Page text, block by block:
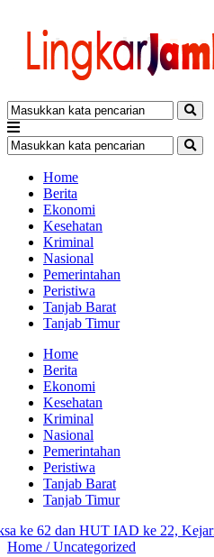
Home
Berita
Ekonomi
Kesehatan
Kriminal
Nasional
Pemerintahan
Peristiwa
Tanjab Barat
Tanjab Timur
Home
Berita
Ekonomi
Kesehatan
Kriminal
Nasional
Pemerintahan
Peristiwa
Tanjab Barat
Tanjab Timur
62 dan HUT IAD ke 22, Kejari
Home /Uncategorized